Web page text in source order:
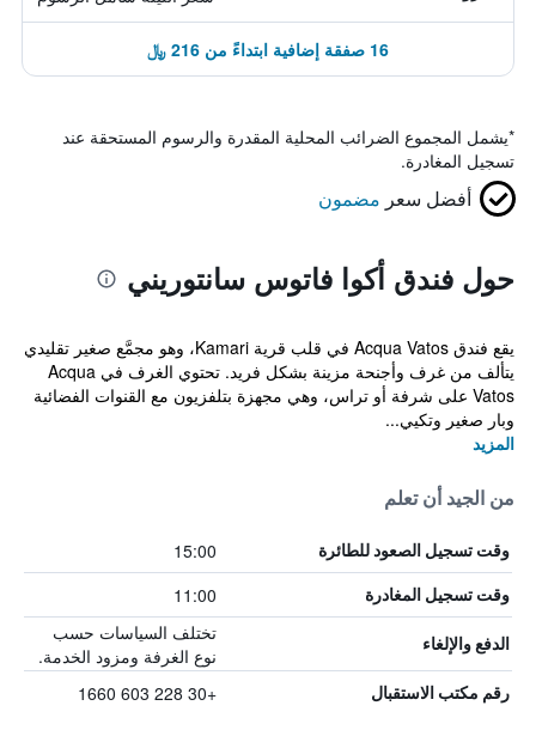
16 صفقة إضافية ابتداءً من 216 ﷼
*يشمل المجموع الضرائب المحلية المقدرة والرسوم المستحقة عند
تسجيل المغادرة.
أفضل سعر مضمون
حول فندق أكوا فاتوس سانتوريني
يقع فندق Acqua Vatos في قلب قرية Kamari، وهو مجمَّع صغير تقليدي
يتألف من غرف وأجنحة مزينة بشكل فريد. تحتوي الغرف في Acqua
Vatos على شرفة أو تراس، وهي مجهزة بتلفزيون مع القنوات الفضائية
وبار صغير وتكيي...
المزيد
من الجيد أن تعلم
وقت تسجيل الصعود للطائرة 15:00
وقت تسجيل المغادرة 11:00
الدفع والإلغاء
تختلف السياسات حسب
نوع الغرفة ومزود الخدمة.
رقم مكتب الاستقبال +30 228 603 1660